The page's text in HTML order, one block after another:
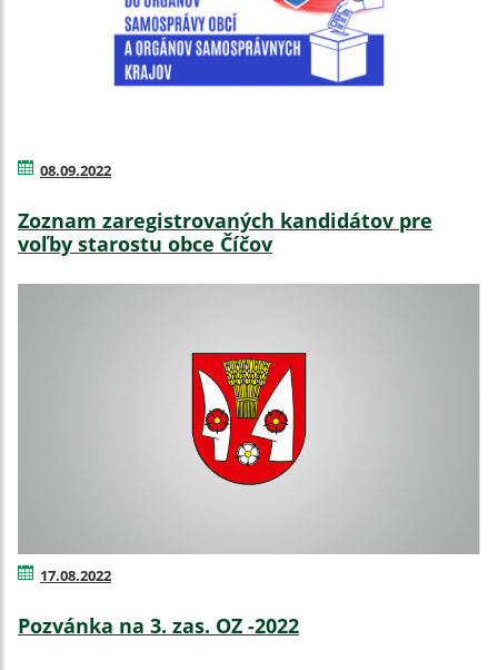
08.09.2022
Zoznam zaregistrovaných kandidátov pre
voľby starostu obce Číčov
17.08.2022
Pozvánka na 3. zas. OZ -2022